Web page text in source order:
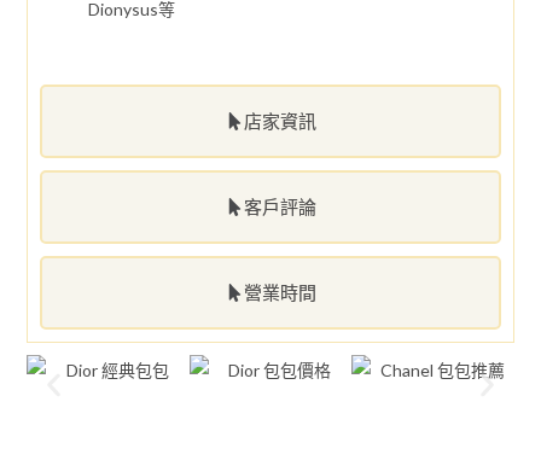
店家資訊
客戶評論
營業時間
Dionysus等